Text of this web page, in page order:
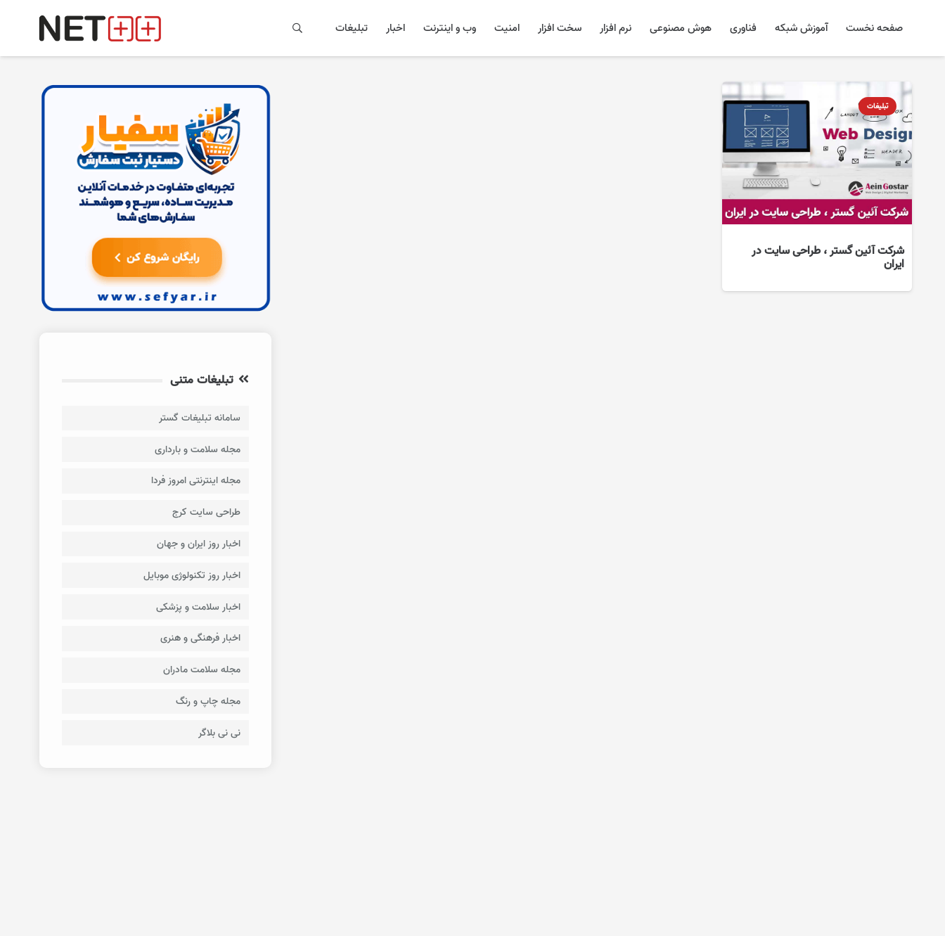
صفحه نخست آموزش شبکه فناوری هوش مصنوعی نرم افزار سخت افزار امنیت وب و اینترنت اخبار تبلیغات
تبلیغات
شرکت آئین گستر ، طراحی سایت در
ایران
تبلیغات متنی
سامانه تبلیغات گستر
مجله سلامت و بارداری
مجله اینترنتی امروز فردا
طراحی سایت کرج
اخبار روز ایران و جهان
اخبار روز تکنولوژی موبایل
اخبار سلامت و پزشکی
اخبار فرهنگی و هنری
مجله سلامت مادران
مجله چاپ و رنگ
نی نی بلاگر